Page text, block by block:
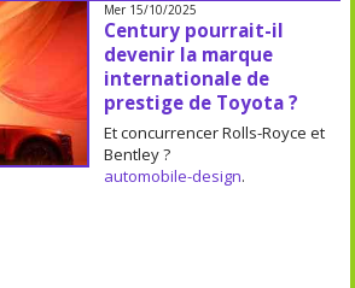
Mer 15/10/2025
Century pourrait-il
devenir la marque
internationale de
prestige de Toyota ?
Et concurrencer Rolls-Royce et
Bentley ?
automobile-design.